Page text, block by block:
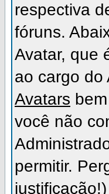
respectiva
fóruns.
Avatar, que
ao cargo do
Avatars
você não
permitir.
justificação!)